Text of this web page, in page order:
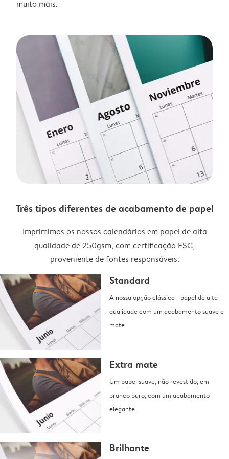
muito mais.
Três tipos diferentes de acabamento de papel
Imprimimos os nossos calendários em papel de alta
qualidade de 250gsm, com certificação FSC,
proveniente de fontes responsáveis.
Standard
A nossa opção clássica - papel de alta
qualidade com um acabamento suave e
mate.
Extra mate
Um papel suave, não revestido, em
branco puro, com um acabamento
elegante.
Brilhante